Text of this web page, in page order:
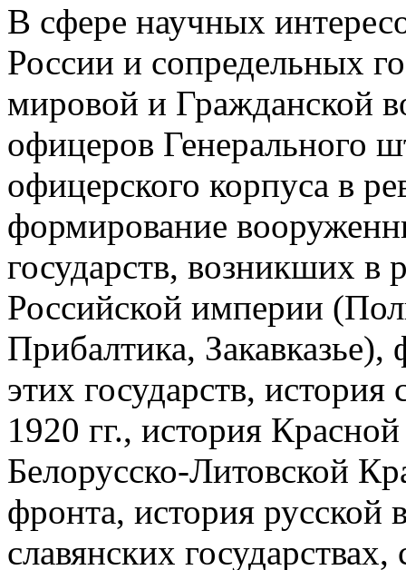
В сфере научных
России и сопредельных
мировой и Гражданской
офицеров Генерального
офицерского корпуса в
формирование
государств, возникших в
Российской империи
Прибалтика,
этих государств,
1920 гг., история
Белорусско-Литовской
фронта, история русской
славянских